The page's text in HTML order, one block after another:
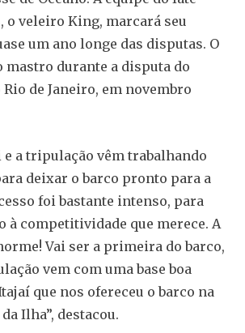
o veleiro King, marcará seu
um ano longe das disputas. O
mastro durante a disputa do
de Janeiro, em novembro
a tripulação vêm trabalhando
deixar o barco pronto para a
foi bastante intenso, para
à competitividade que merece. A
Vai ser a primeira do barco,
vem com uma base boa
que nos ofereceu o barco na
Ilha”, destacou.